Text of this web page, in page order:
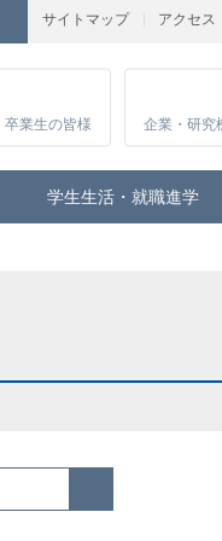
サイトマップ アクセス
卒業生の皆様 企業・研究
学生生活・就職進学